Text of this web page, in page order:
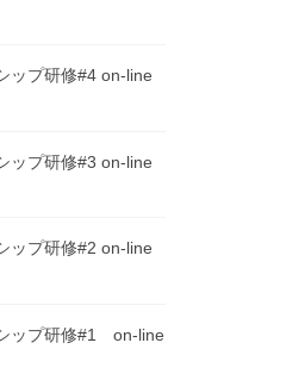
ップ研修#4 on-line
ップ研修#3 on-line
ップ研修#2 on-line
ップ研修#1 on-line